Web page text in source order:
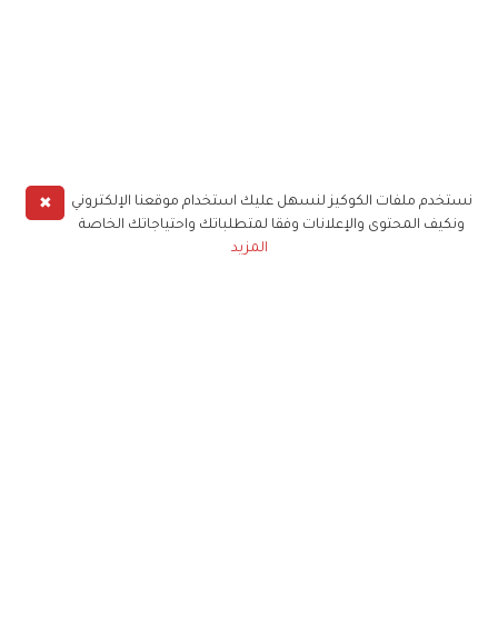
✖
نستخدم ملفات الكوكيز لنسهل عليك استخدام موقعنا الإلكتروني
ونكيف المحتوى والإعلانات وفقا لمتطلباتك واحتياجاتك الخاصة
المزيد